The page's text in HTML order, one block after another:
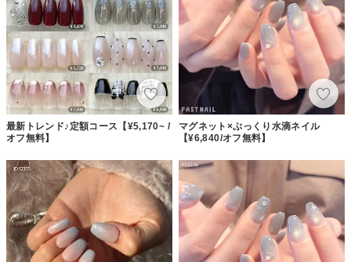
最新トレンド♪定額コース【¥5,170~ /
オフ無料】
マグネット×ぷっくり水滴ネイル
【¥6,840/オフ無料】